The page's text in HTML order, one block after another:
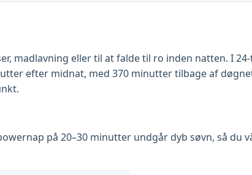
madlavning eller til at falde til ro inden natten. I
efter midnat, med 370 minutter tilbage af
på 20–30 minutter undgår dyb søvn, så du